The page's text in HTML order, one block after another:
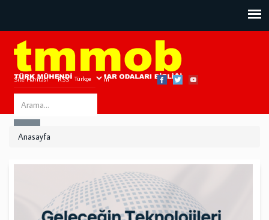
Site Haritası RSS Bize Ulaşın
Search
this
Anasayfa